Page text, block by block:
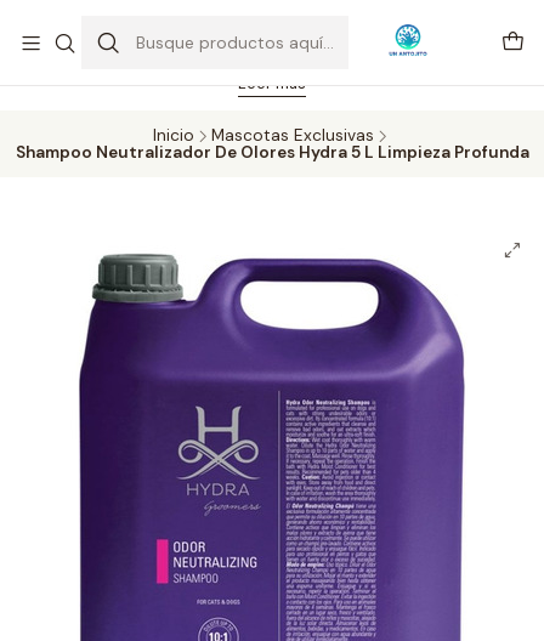
Feriado 21-05-2026 atención hasta las 14 hrs. Envío GRATIS mismo
día solo área Metropolitana Santiago por compras desde CLP 39.900.
Pedidos hasta 16 hrs., sábados y domingos hasta 14 hrs.
Leer más
Inicio
Mascotas Exclusivas
Shampoo Neutralizador De Olores Hydra 5 L Limpieza Profunda